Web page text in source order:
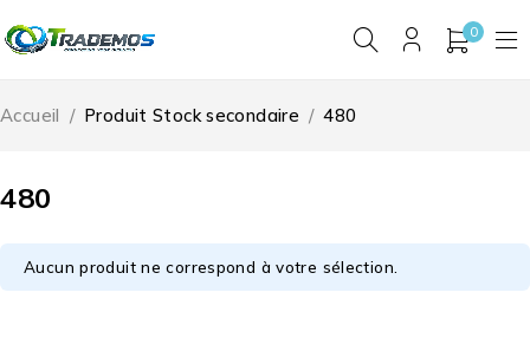
0
480
Accueil / Produit Stock secondaire / 480
Aucun produit ne correspond à votre sélection.